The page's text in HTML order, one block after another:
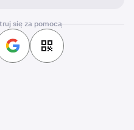
się za pomocą